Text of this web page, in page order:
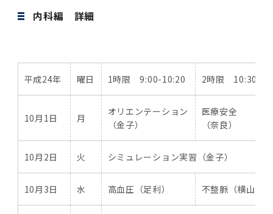
内科編 詳細
平成24年 曜日 1時限 9:00-10:20 2時限 10:30-
10月1日 月
オリエンテーション
（金子）
医療安全
（奈良）
10月2日 火 シミュレーション実習（金子）
10月3日 水 高血圧（足利） 不整脈（横山）